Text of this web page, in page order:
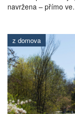
navržena – přímo
z domova